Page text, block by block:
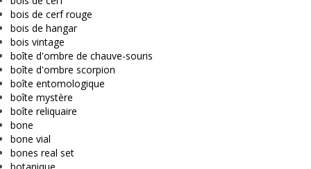
bois de cerf rouge
bois de hangar
bois vintage
boîte d'ombre de chauve-souris
boîte d'ombre scorpion
boîte entomologique
boîte mystère
boîte reliquaire
bone
bone vial
bones real set
botanique